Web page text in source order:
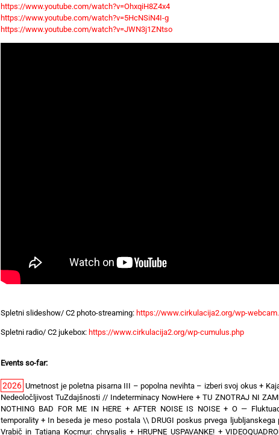
https://www.youtube.com/watch?v=OhxqiH8Z4x4
https://www.youtube.com/watch?v=5HcNSiN4I-g
https://www.youtube.com/watch?v=JWN3j1ZNtso
Spletni slideshow/ C2 photo-streaming: https://www.cirkulacija2.org/wp-
Spletni radio/ C2 jukebox: https://www.cirkulacija2.org/wp-cumulus.php
Events so-far:
2026 Umetnost je poletna pisarna III – popolna nevihta – izberi svoj okus +
Nedeoločljivost TuZdajšnosti // Indeterminacy NowHere +TU ZNOTRAJ NI
NOTHING BAD FOR ME IN HERE + AFTER NOISE IS NOISE+ O —
temporality+ In beseda je meso postala \\ DRUGI poskus prvega
Vrabič in Tatiana Kocmur: chrysalis + HRUPNE USPAVANKE!+